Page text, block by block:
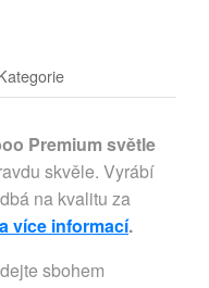
Premium světle
skvěle. Vyrábí
na kvalitu za
více informací.
sbohem